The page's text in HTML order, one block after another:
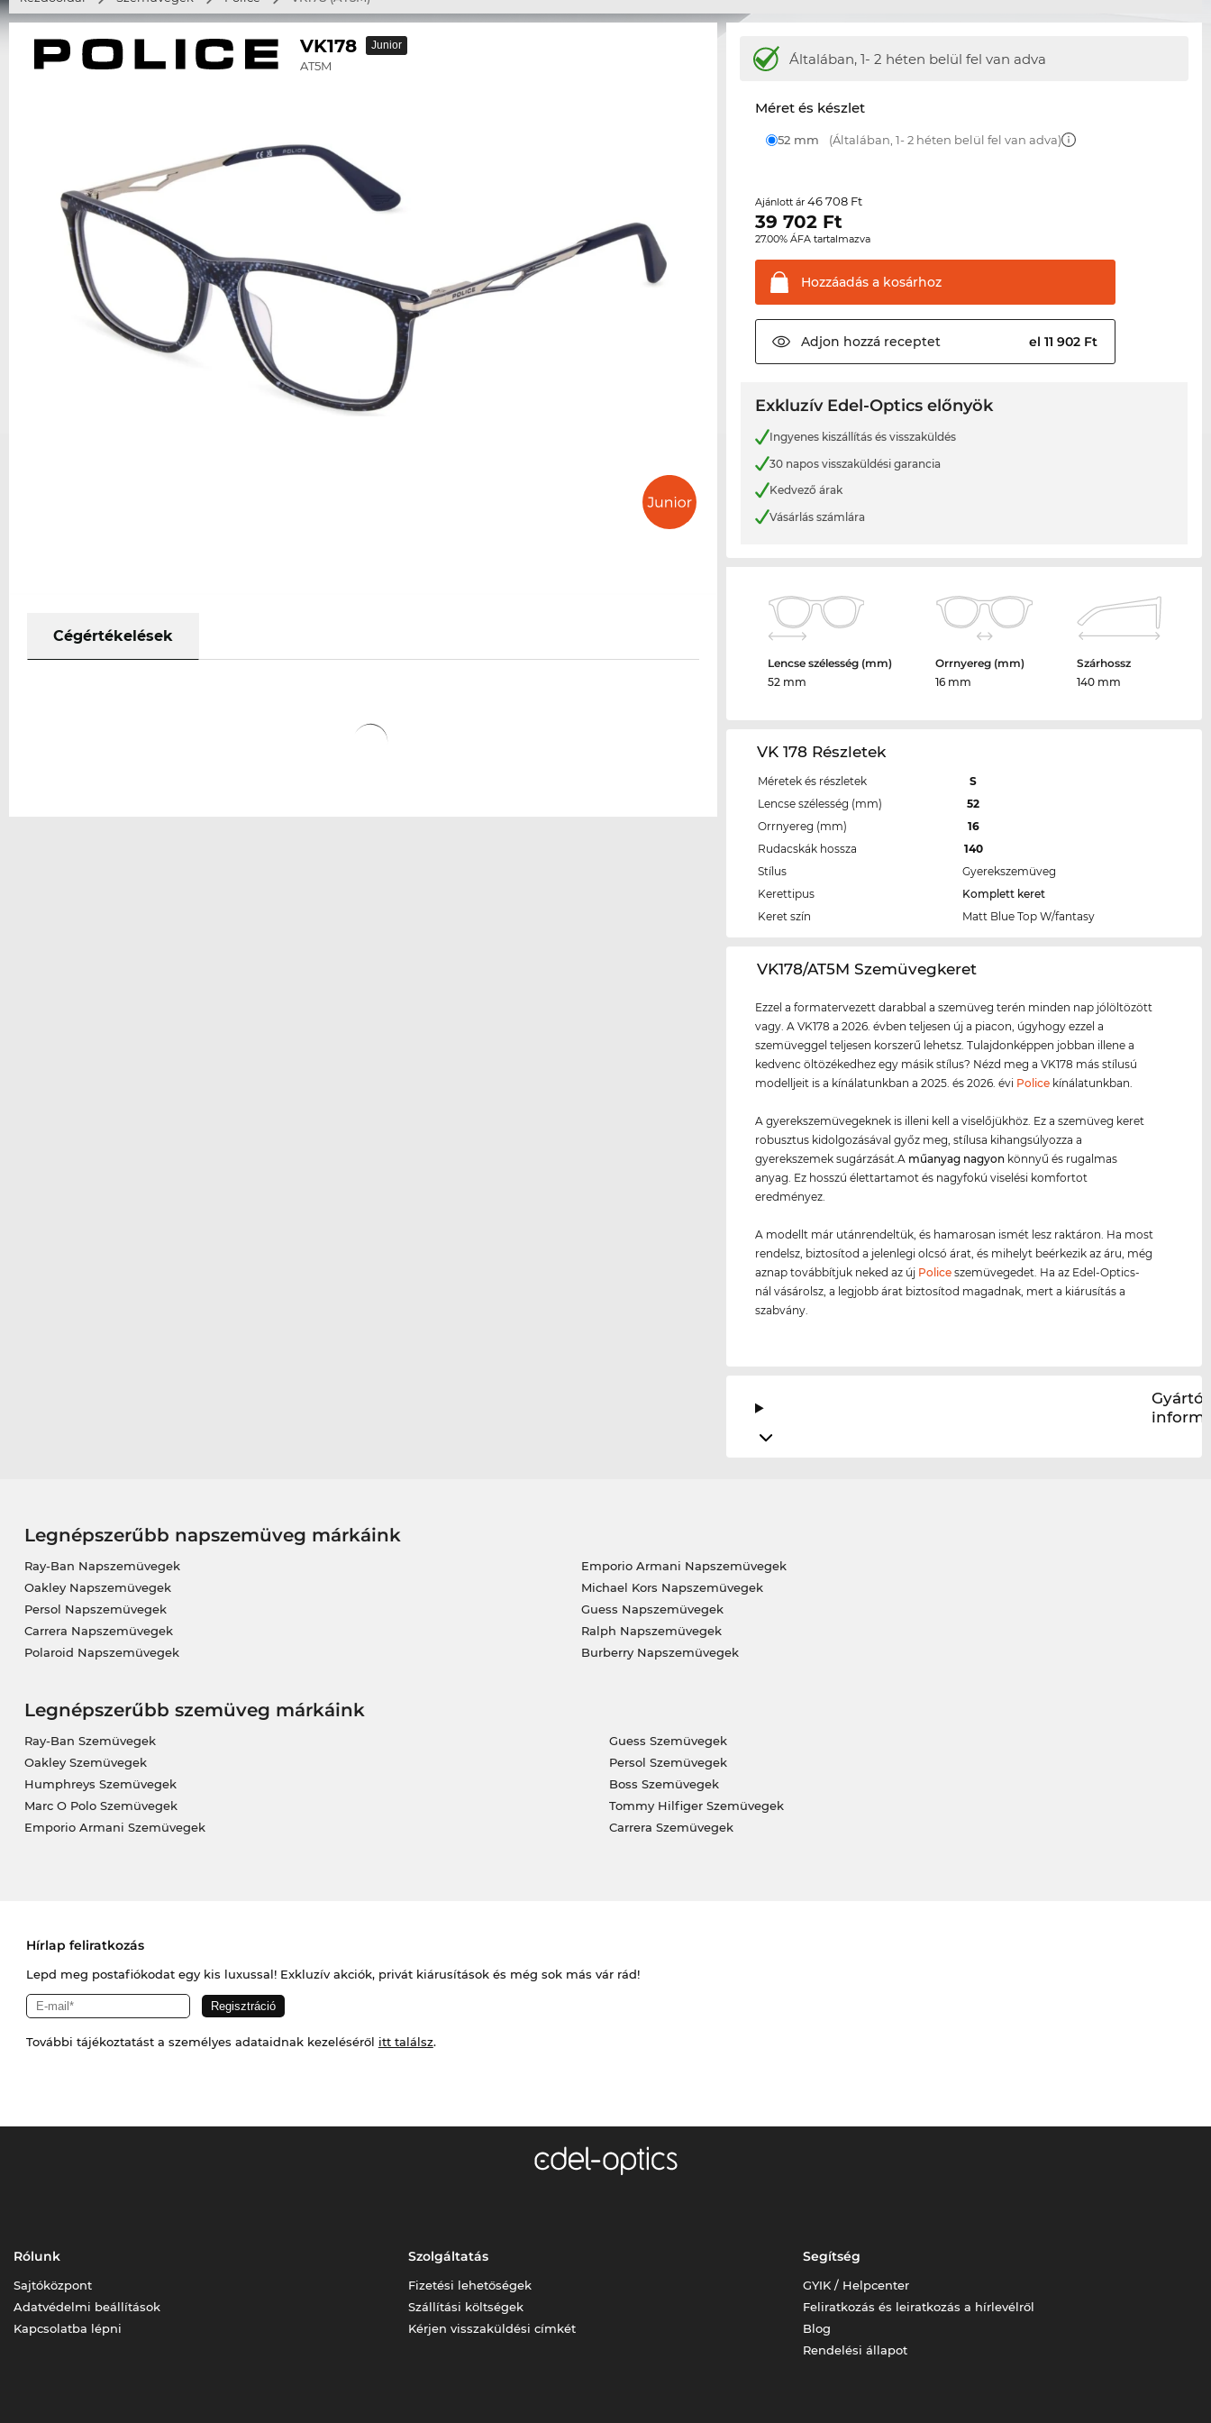
VK178
AT5M
Junior
Cégértékelések
Általában, 1- 2 héten belül fel van adva
Méret és készlet
52 mm (Általában, 1- 2 héten belül fel van adva)
Ajánlott ár46 708 Ft
39 702 Ft
27.00% ÁFA tartalmazva
Hozzáadás a kosárhoz
Adjon hozzá receptet el 11 902 Ft
Exkluzív Edel-Optics előnyök
Ingyenes kiszállítás és visszaküldés
30 napos visszaküldési garancia
Kedvező árak
Vásárlás számlára
Lencse szélesség (mm)
52 mm
Orrnyereg (mm)
16 mm
Szárhossz
140 mm
VK 178 Részletek
Méretek és részletek
S
Lencse szélesség (mm)
52
Orrnyereg (mm)
16
Rudacskák hossza
140
Stílus
Gyerekszemüveg
Kerettipus
Komplett keret
Keret szín
Matt Blue Top W/fantasy
‌VK178/AT5M Szemüvegkeret
Ezzel a formatervezett darabbal a szemüveg terén minden nap jólöltözött
vagy. A VK178 a 2026. évben teljesen új a piacon, úgyhogy ezzel a
szemüveggel teljesen korszerű lehetsz. Tulajdonképpen jobban illene a
kedvenc öltözékedhez egy másik stílus? Nézd meg a VK178 más stílusú
modelljeit is a kínálatunkban a 2025. és 2026. évi Police kínálatunkban.
A gyerekszemüvegeknek is illeni kell a viselőjükhöz. Ez a szemüveg keret
robusztus kidolgozásával győz meg, stílusa kihangsúlyozza a
gyerekszemek sugárzását.A műanyag nagyon könnyű és rugalmas
anyag. Ez hosszú élettartamot és nagyfokú viselési komfortot
eredményez.
A modellt már utánrendeltük, és hamarosan ismét lesz raktáron. Ha most
rendelsz, biztosítod a jelenlegi olcsó árat, és mihelyt beérkezik az áru, még
aznap továbbítjuk neked az új Police szemüvegedet. Ha az Edel-Optics-
nál vásárolsz, a legjobb árat biztosítod magadnak, mert a kiárusítás a
szabvány.
Gyártói
Legnépszerűbb napszemüveg márkáink
Ray-Ban Napszemüvegek
Oakley Napszemüvegek
Persol Napszemüvegek
Carrera Napszemüvegek
Polaroid Napszemüvegek
Emporio Armani Napszemüvegek
Michael Kors Napszemüvegek
Guess Napszemüvegek
Ralph Napszemüvegek
Burberry Napszemüvegek
Legnépszerűbb szemüveg márkáink
Ray-Ban Szemüvegek
Oakley Szemüvegek
Humphreys Szemüvegek
Marc O Polo Szemüvegek
Emporio Armani Szemüvegek
Guess Szemüvegek
Persol Szemüvegek
Boss Szemüvegek
Tommy Hilfiger Szemüvegek
Carrera Szemüvegek
Hírlap feliratkozás
Lepd meg postafiókodat egy kis luxussal! Exkluzív akciók, privát kiárusítások és még sok más vár rád!
További tájékoztatást a személyes adataidnak kezeléséről itt találsz.
Rólunk
Sajtóközpont
Adatvédelmi beállítások
Kapcsolatba lépni
Szolgáltatás
Fizetési lehetőségek
Szállítási költségek
Kérjen visszaküldési címkét
Segítség
GYIK / Helpcenter
Feliratkozás és leiratkozás a hírlevélről
Blog
Rendelési állapot